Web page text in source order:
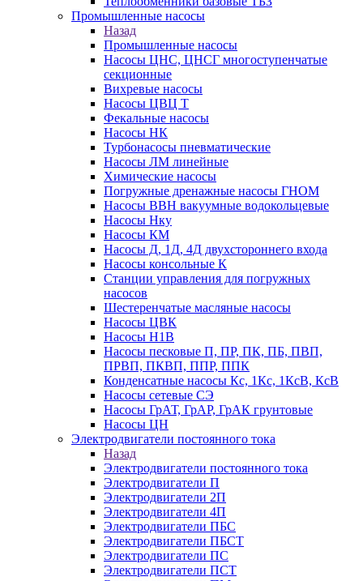
Промышленные насосы
Назад
Промышленные насосы
Насосы ЦНС, ЦНСГ многоступенчатые
секционные
Вихревые насосы
Насосы ЦВЦ Т
Фекальные насосы
Насосы НК
Турбонасосы пневматические
Насосы ЛМ линейные
Химические насосы
Погружные дренажные насосы ГНОМ
Насосы ВВН вакуумные водокольцевые
Насосы Нку
Насосы КМ
Насосы Д, 1Д, 4Д двухстороннего входа
Насосы консольные К
Станции управления для погружных
насосов
Шестеренчатые масляные насосы
Насосы ЦВК
Насосы Н1В
Насосы песковые П, ПР, ПК, ПБ, ПВП,
ПРВП, ПКВП, ППР, ППК
Конденсатные насосы Кс, 1Кс, 1КсВ, КсВ
Насосы сетевые СЭ
Насосы ГрАТ, ГрАР, ГрАК грунтовые
Насосы ЦН
Электродвигатели постоянного тока
Назад
Электродвигатели постоянного тока
Электродвигатели П
Электродвигатели 2П
Электродвигатели 4П
Электродвигатели ПБС
Электродвигатели ПБСТ
Электродвигатели ПС
Электродвигатели ПСТ